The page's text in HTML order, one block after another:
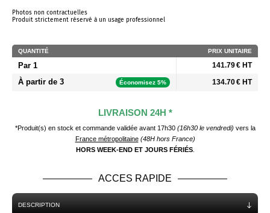
Photos non contractuelles
Produit strictement réservé à un usage professionnel
QUANTITÉ PRIX UNITAIRE
Par 1 141.79 € HT
À partir de 3 Économisez 5% 134.70 € HT
LIVRAISON 24H *
*Produit(s) en stock et commande validée avant 17h30 (16h30 le vendredi) vers la
France métropolitaine (48H hors France)
HORS WEEK-END ET JOURS FÉRIÉS.
ACCES RAPIDE
DESCRIPTION